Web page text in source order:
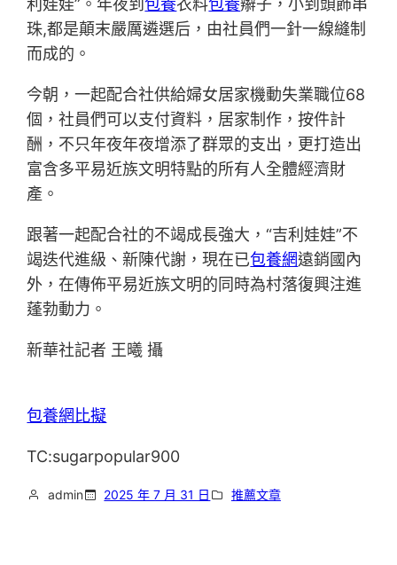
利娃娃”。年夜到包養衣料包養辮子，小到頭飾串
珠,都是顛末嚴厲遴選后，由社員們一針一線縫制
而成的。
今朝，一起配合社供給婦女居家機動失業職位68
個，社員們可以支付資料，居家制作，按件計
酬，不只年夜年夜增添了群眾的支出，更打造出
富含多平易近族文明特點的所有人全體經濟財
產。
跟著一起配合社的不竭成長強大，“吉利娃娃”不
竭迭代進級、新陳代謝，現在已包養網遠銷國內
外，在傳佈平易近族文明的同時為村落復興注進
蓬勃動力。
新華社記者 王曦 攝
包養網比擬
TC:sugarpopular900
admin 2025 年 7 月 31 日 推薦文章